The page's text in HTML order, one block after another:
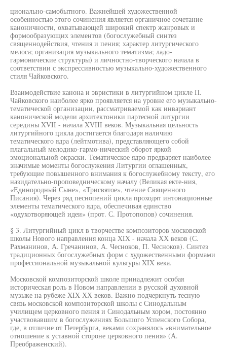
ционально-самобытного. Важнейшей художественной
особенностью этого сочинения является органичное сочетание
каноничности, охватывающей широкий спектр жанровых и
формообразующих элементов (богослужебный синтез
священнодействия, чтения и пения; характер литургического
мелоса; организация музыкального тематизма; ладо-
гармонические структуры) и личностно-творческого начала в
соответствии с экспрессивностью музыкально-художественного
стиля Чайковского.
Взаимодействие канона и эвристики в литургийном цикле П.
Чайковского наиболее ярко проявляется на уровне его музыкально-
тематической организации, рассматриваемой как инвариант
канонической модели архитектоники партесной литургии
середины XVII - начала XVIII веков. Музыкальная цельность
литургийного цикла достигается благодаря наличию
тематического ядра (лейтмотива), представляющего собой
плагальный мелодико-гармо-нический оборот яркой
эмоциональной окраски. Тематическое ядро предваряет наиболее
значимые моменты богослужения Литургии оглашенных,
требующие повышенного внимания к богослужебному тексту, его
назидательно-проповедническому началу (Великая екте-ния,
«Единородный Сыне», «Трисвятое», чтение Священного
Писания). Через ряд песнопений цикла проходят интонационные
элементы тематического ядра, обеспечивая единство
«одухотворяющей идеи» (прот. С. Протопопов) сочинения.
§ 3. Литургийный цикл в творчестве композиторов московской
школы Нового направления конца XIX - начала ХХ веков (С.
Рахманинов, А. Гречанинов, А. Чесноков, П. Чесноков). Синтез
традиционных богослужебных форм с художественными формами
профессиональной музыкальной культуры XIX века.
Московской композиторской школе принадлежит особая
историческая роль в Новом направлении в русской духовной
музыке на рубеже XIX-ХХ веков. Важно подчеркнуть тесную
связь московской композиторской школы с Синодальным
училищем церковного пения и Синодальным хором, постоянно
участвовавшим в богослужениях Большого Успенского Собора,
где, в отличие от Петербурга, веками сохранялось «внимательное
отношение к уставной стороне церковного пения» (А.
Преображенский).